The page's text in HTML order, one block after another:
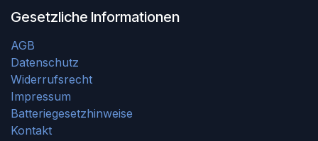
Gesetzliche Informationen
AGB
Datenschutz
Widerrufsrecht
Impressum
Batteriegesetzhinweise
Kontakt